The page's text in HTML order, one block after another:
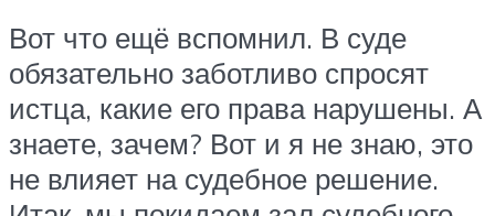
Вот что ещё вспомнил. В суде
обязательно заботливо спросят
истца, какие его права нарушены. А
знаете, зачем? Вот и я не знаю, это
не влияет на судебное решение.